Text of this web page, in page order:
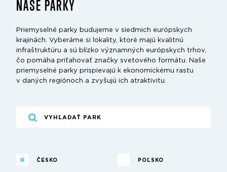
NAŠE PARKY
Priemyselné parky budujeme v siedmich európskych
krajinách. Vyberáme si lokality, ktoré majú kvalitnú
infraštruktúru a sú blízko významných európskych trhov,
čo pomáha priťahovať značky svetového formátu. Naše
priemyselné parky prispievajú k ekonomickému rastu
v daných regiónoch a zvyšujú ich atraktivitu.
ČESKO POĽSKO